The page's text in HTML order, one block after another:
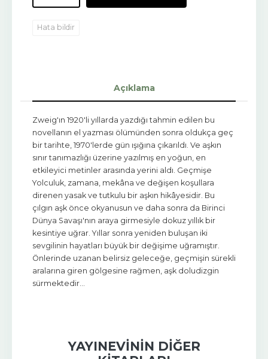
Hata bildir
Açıklama
Zweig'ın 1920'li yıllarda yazdığı tahmin edilen bu
novellanın el yazması ölümünden sonra oldukça geç
bir tarihte, 1970'lerde gün ışığına çıkarıldı. Ve aşkın
sınır tanımazlığı üzerine yazılmış en yoğun, en
etkileyici metinler arasında yerini aldı. Geçmişe
Yolculuk, zamana, mekâna ve değişen koşullara
direnen yasak ve tutkulu bir aşkın hikâyesidir. Bu
çılgın aşk önce okyanusun ve daha sonra da Birinci
Dünya Savaşı'nın araya girmesiyle dokuz yıllık bir
kesintiye uğrar. Yıllar sonra yeniden buluşan iki
sevgilinin hayatları büyük bir değişime uğramıştır.
Önlerinde uzanan belirsiz geleceğe, geçmişin sürekli
aralarına giren gölgesine rağmen, aşk doludizgin
sürmektedir...
YAYINEVININ DIĞER